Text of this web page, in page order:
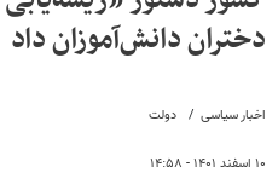
اخبار سیاسی دولت
۱۰ اسفند ۱۴۰۱ - ۱۴:۵۸
دختران دانش‌آموزان داد